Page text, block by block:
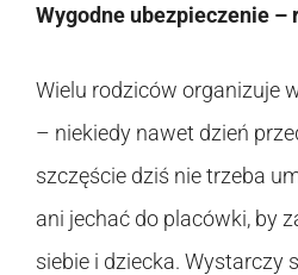
Wygodne ubezpieczenie –
Wielu rodziców organizuje
– niekiedy nawet dzień
szczęście dziś nie trzeba
ani jechać do placówki, by
siebie i dziecka. Wystarczy